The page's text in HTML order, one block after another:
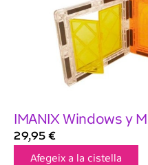
IMANIX Windows y
29,95 €
Afegeix a la cistella